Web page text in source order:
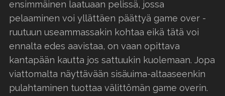
ensimmäinen laatuaan pelissä, jossa
pelaaminen voi yllättäen päättyä game over -
ruutuun useammassakin kohtaa eikä tätä voi
ennalta edes aavistaa, on vaan opittava
kantapään kautta jos sattuukin kuolemaan. Jopa
viattomalta näyttävään sisäuima-altaaseenkin
pulahtaminen tuottaa välittömän game overin.